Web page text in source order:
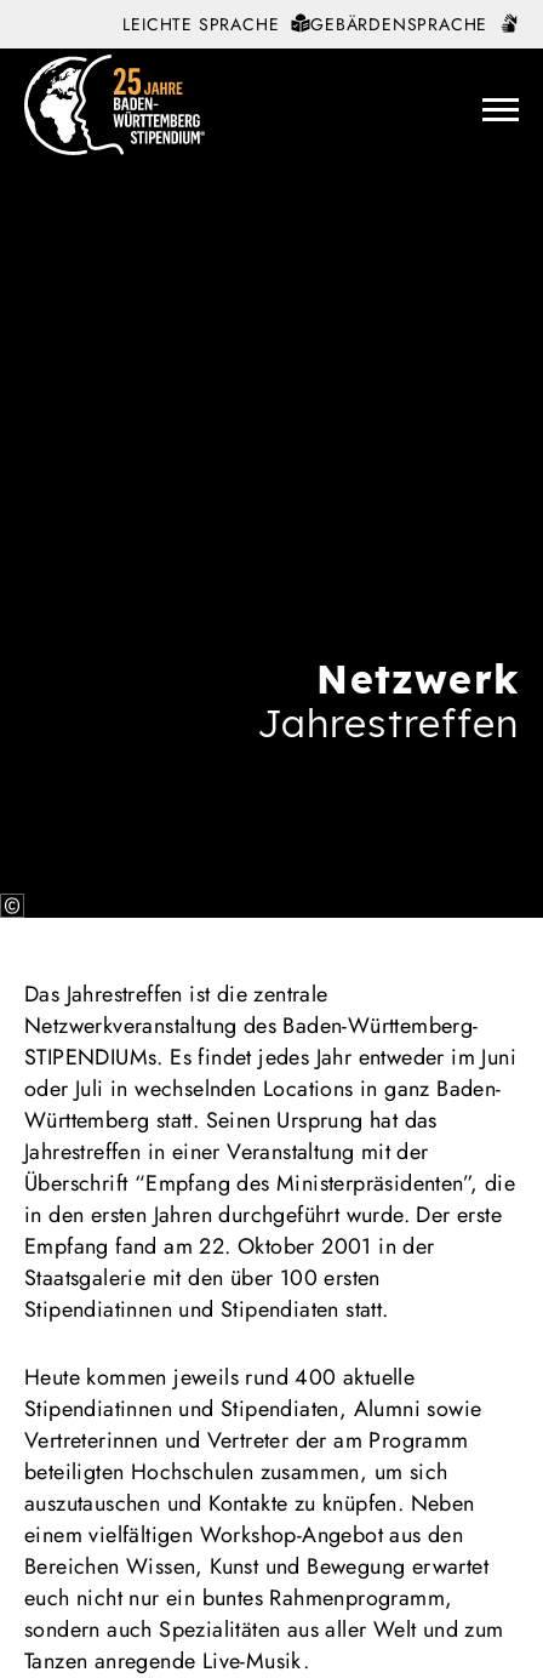
Zum Inhalt springen
LEICHTE SPRACHE GEBÄRDENSPRACHE
Netzwerk
Jahrestreffen
Das Jahrestreffen ist die zentrale
Netzwerkveranstaltung des Baden-Württemberg-
STIPENDIUMs. Es findet jedes Jahr entweder im Juni
oder Juli in wechselnden Locations in ganz Baden-
Württemberg statt. Seinen Ursprung hat das
Jahrestreffen in einer Veranstaltung mit der
Überschrift “Empfang des Ministerpräsidenten”, die
in den ersten Jahren durchgeführt wurde. Der erste
Empfang fand am 22. Oktober 2001 in der
Staatsgalerie mit den über 100 ersten
Stipendiatinnen und Stipendiaten statt.
Heute kommen jeweils rund 400 aktuelle
Stipendiatinnen und Stipendiaten, Alumni sowie
Vertreterinnen und Vertreter der am Programm
beteiligten Hochschulen zusammen, um sich
auszutauschen und Kontakte zu knüpfen. Neben
einem vielfältigen Workshop-Angebot aus den
Bereichen Wissen, Kunst und Bewegung erwartet
euch nicht nur ein buntes Rahmenprogramm,
sondern auch Spezialitäten aus aller Welt und zum
Tanzen anregende Live-Musik.